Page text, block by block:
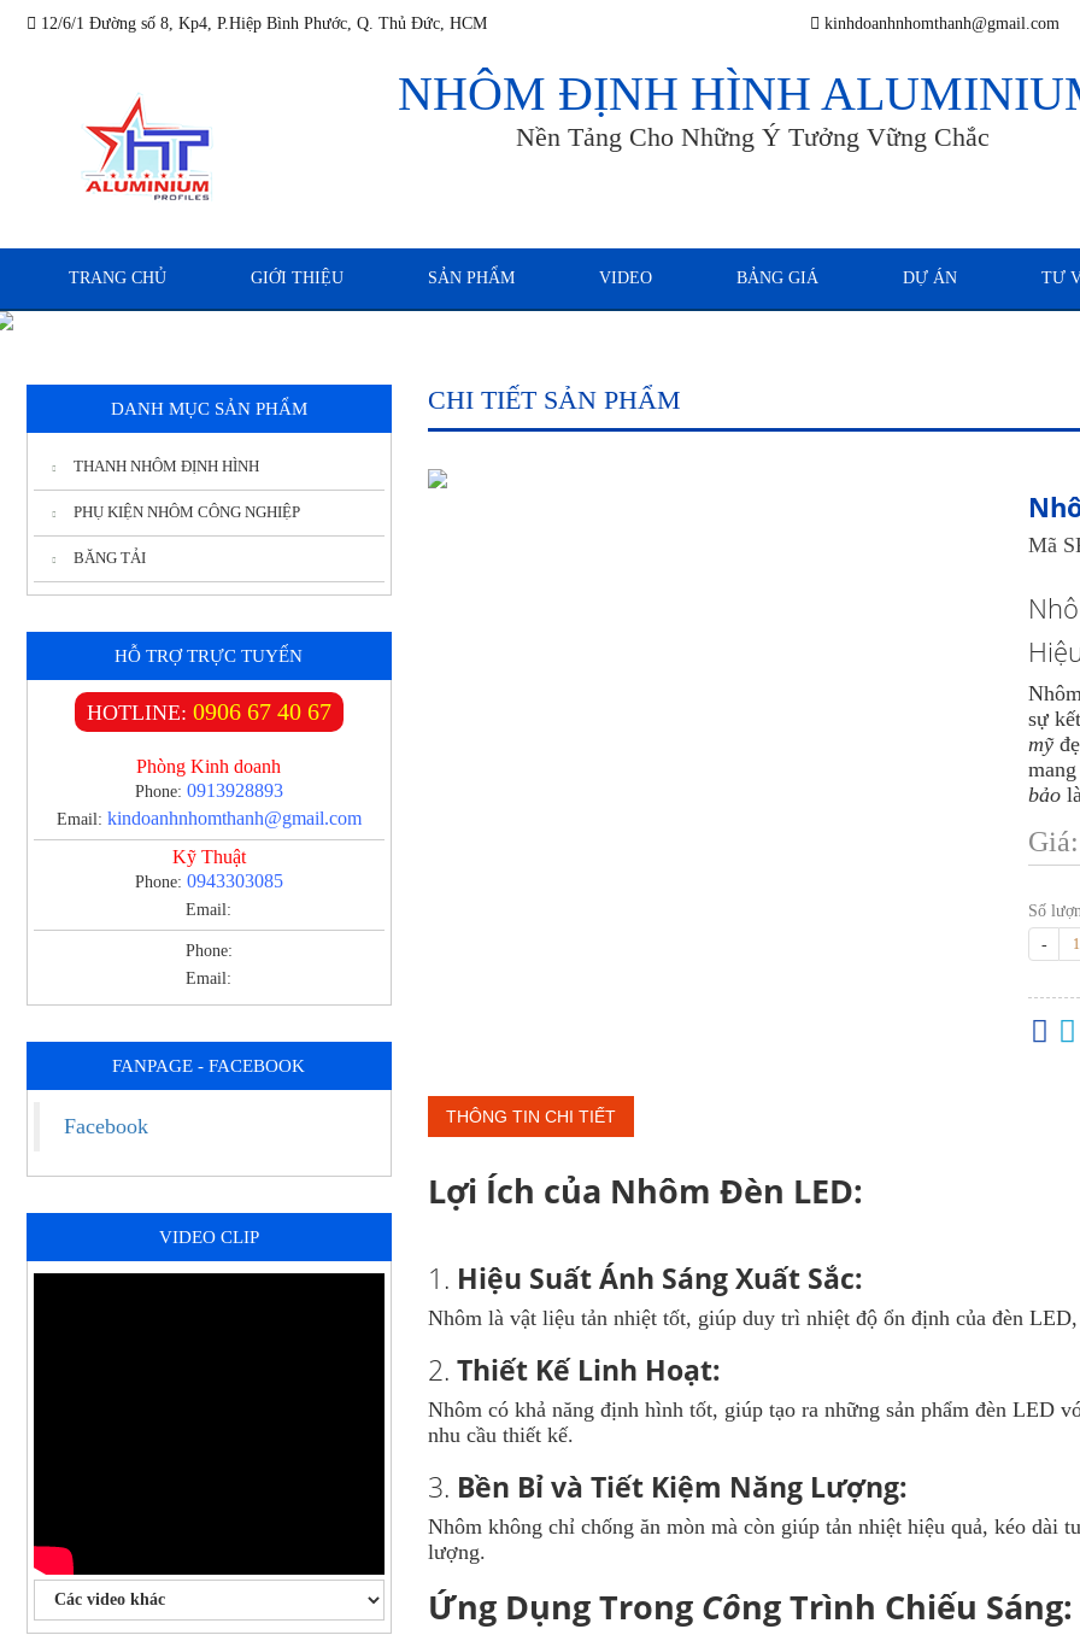
12/6/1 Đường số 8, Kp4, P.Hiệp Bình Phước, Q. Thủ Đức, HCM kinhdoanhnhomthanh@gmail.com
NHÔM ĐỊNH HÌNH
Nền Tảng Cho Những Ý Tưởng Vững Chắc
TRANG CHỦ GIỚI THIỆU SẢN PHẨM VIDEO BẢNG GIÁ DỰ ÁN TƯ
DANH MỤC SẢN PHẨM
THANH NHÔM ĐỊNH HÌNH
PHỤ KIỆN NHÔM CÔNG NGHIỆP
BĂNG TẢI
HỖ TRỢ TRỰC TUYẾN
HOTLINE: 0906 67 40 67
Phòng Kinh doanh
Phone: 0913928893
Email: kindoanhnhomthanh@gmail.com
Kỹ Thuật
Phone: 0943303085
Email:
Phone:
Email:
FANPAGE - FACEBOOK
Facebook
VIDEO CLIP
CHI TIẾT SẢN PHẨM
Mã
sự
mỹ
bảo
Số
-
THÔNG TIN CHI TIẾT
Lợi Ích của Nhôm Đèn LED:
1. Hiệu Suất Ánh Sáng Xuất Sắc:
Nhôm là vật liệu tản nhiệt tốt, giúp duy trì nhiệt độ ổn định của đèn
2. Thiết Kế Linh Hoạt:
Nhôm có khả năng định hình tốt, giúp tạo ra những sản phẩm đèn LED
nhu cầu thiết kế.
3. Bền Bỉ và Tiết Kiệm Năng Lượng:
Nhôm không chỉ chống ăn mòn mà còn giúp tản nhiệt hiệu quả, kéo dài
lượng.
Ứng Dụng Trong Công Trình Chiếu Sáng: